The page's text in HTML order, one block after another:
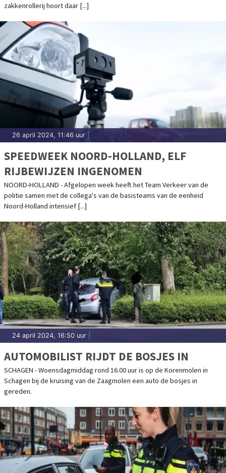
zakkenrollerij hoort daar [...]
26 april 2024, 11:46 uur
SPEEDWEEK NOORD-HOLLAND, ELF
RIJBEWIJZEN INGENOMEN
NOORD-HOLLAND - Afgelopen week heeft het Team Verkeer van de
politie samen met de collega's van de basisteams van de eenheid
Noord-Holland intensief [...]
24 april 2024, 16:50 uur
AUTOMOBILIST RIJDT DE BOSJES IN
SCHAGEN - Woensdagmiddag rond 16.00 uur is op de Korenmolen in
Schagen bij de kruising van de Zaagmolen een auto de bosjes in
gereden.